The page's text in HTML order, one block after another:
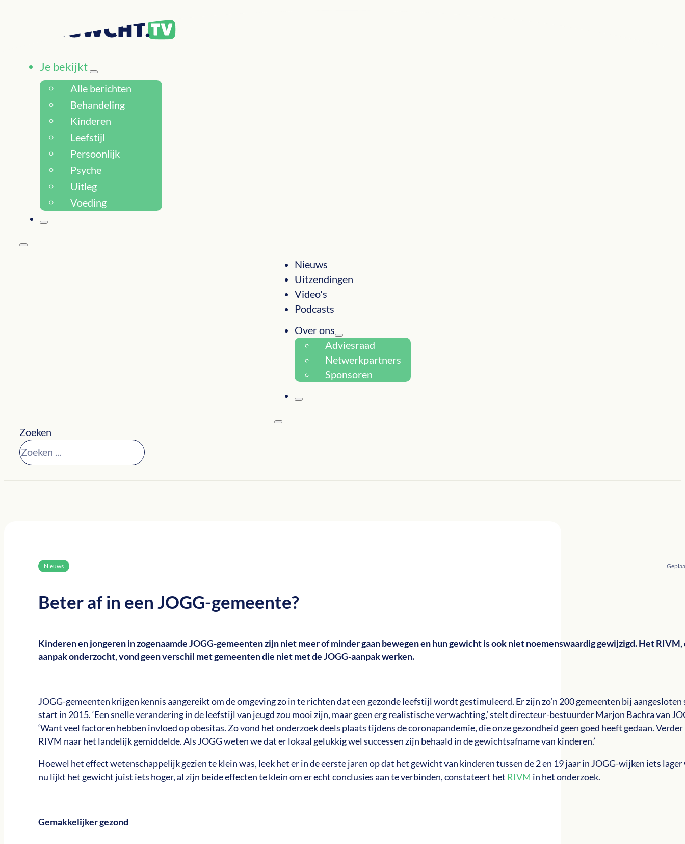
Je bekijkt
Alle berichten
Behandeling
Kinderen
Leefstijl
Persoonlijk
Psyche
Uitleg
Voeding
Nieuws
Uitzendingen
Video's
Podcasts
Over ons
Adviesraad
Netwerkpartners
Sponsoren
Zoeken
Nieuws
Beter af in een JOGG-gemeente?
Kinderen en jongeren in zogenaamde JOGG-gemeenten zijn niet meer of minder gaan bewegen en hun gewicht is ook niet noemenswaardig gewijzigd. Het RIVM,
aanpak onderzocht, vond geen verschil met gemeenten die niet met de JOGG-aanpak werken.
JOGG-gemeenten krijgen kennis aangereikt om de omgeving zo in te richten dat een gezonde leefstijl wordt gestimuleerd. Er zijn zo’n 200 gemeenten bij aangesloten
start in 2015. ‘Een snelle verandering in de leefstijl van jeugd zou mooi zijn, maar geen erg realistische verwachting,’ stelt directeur-bestuurder Marjon Bachra van
‘Want veel factoren hebben invloed op obesitas. Zo vond het onderzoek deels plaats tijdens de coronapandemie, die onze gezondheid geen goed heeft gedaan. Verder
RIVM naar het landelijk gemiddelde. Als JOGG weten we dat er lokaal gelukkig wel successen zijn behaald in de gewichtsafname van kinderen.’
Hoewel het effect wetenschappelijk gezien te klein was, leek het er in de eerste jaren op dat het gewicht van kinderen tussen de 2 en 19 jaar in JOGG-wijken iets lager
nu lijkt het gewicht juist iets hoger, al zijn beide effecten te klein om er echt conclusies aan te verbinden, constateert het RIVM in het onderzoek.
Gemakkelijker gezond